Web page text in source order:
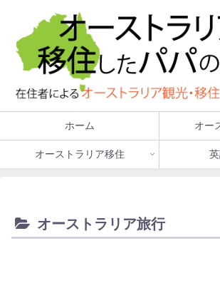
ホーム オー
オーストラリア移住
オーストラリア旅行